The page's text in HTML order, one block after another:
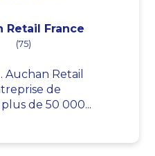
Retail France
(75)
Auchan Retail
de
de 50 000...